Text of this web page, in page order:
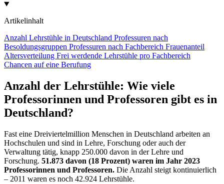
Artikelinhalt
Anzahl Lehrstühle in Deutschland Professuren nach
Besoldungsgruppen Professuren nach Fachbereich Frauenanteil
Altersverteilung Frei werdende Lehrstühle pro Fachbereich
Chancen auf eine Berufung
Anzahl der Lehrstühle: Wie viele
Professorinnen und Professoren gibt es in
Deutschland?
Fast eine Dreiviertelmillion Menschen in Deutschland arbeiten an
Hochschulen und sind in Lehre, Forschung oder auch der
Verwaltung tätig, knapp 250.000 davon in der Lehre und
Forschung. 51.873 davon (18 Prozent) waren im Jahr 2023
Professorinnen und Professoren. Die Anzahl steigt kontinuierlich
– 2011 waren es noch 42.924 Lehrstühle.